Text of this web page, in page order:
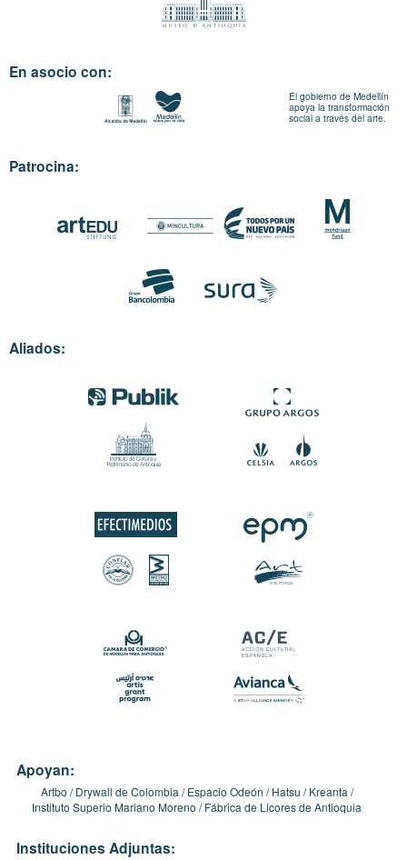
En asocio con:
El gobierno de Medellín
apoya la transformación
social a través del arte.
Patrocina:
Aliados:
Apoyan:
Artbo Drywall de Colombia Espacio Odeón Hatsu
Kreanta
Instituto Superio Mariano Moreno
Fábrica de Licores de Antioquia
Instituciones Adjuntas: